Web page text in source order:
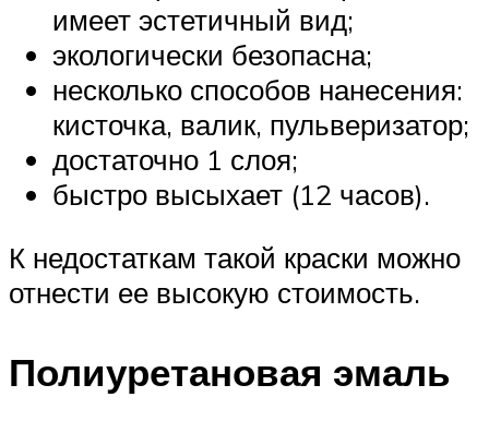
имеет эстетичный вид;
экологически безопасна;
несколько способов нанесения:
кисточка, валик, пульверизатор;
достаточно 1 слоя;
быстро высыхает (12 часов).
К недостаткам такой краски можно
отнести ее высокую стоимость.
Полиуретановая эмаль